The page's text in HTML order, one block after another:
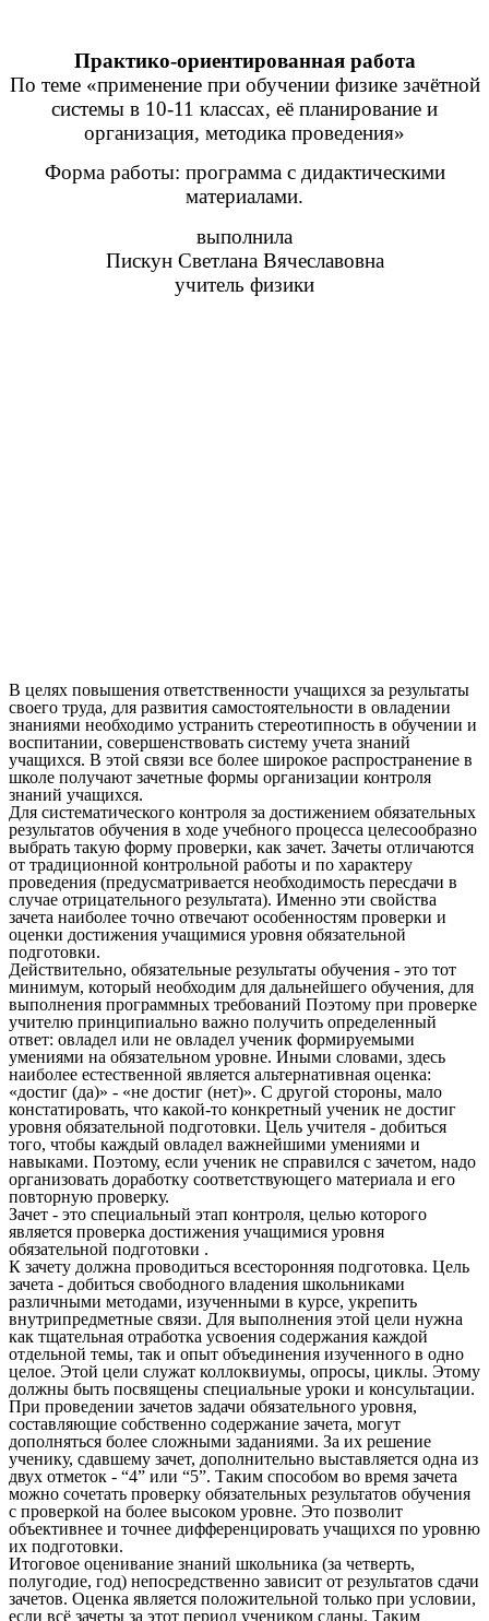
Практико-ориентированная работа
По теме «применение при обучении физике зачётной
системы в 10-11 классах, её планирование и
организация, методика проведения»
Форма работы: программа с дидактическими
материалами.
выполнила
Пискун Светлана Вячеславовна
учитель физики
В целях повышения ответственности учащихся за результаты
своего труда, для развития самостоятельности в овладении
знаниями необходимо устранить стереотипность в обучении и
воспитании, совершенствовать систему учета знаний
учащихся. В этой связи все более широкое распространение в
школе получают зачетные формы организации контроля
знаний учащихся.
Для систематического контроля за достижением обязательных
результатов обучения в ходе учебного процесса целесообразно
выбрать такую форму проверки, как зачет. Зачеты отличаются
от традиционной контрольной работы и по характеру
проведения (предусматривается необходимость пересдачи в
случае отрицательного результата). Именно эти свойства
зачета наиболее точно отвечают особенностям проверки и
оценки достижения учащимися уровня обязательной
подготовки.
Действительно, обязательные результаты обучения - это тот
минимум, который необходим для дальнейшего обучения, для
выполнения программных требований Поэтому при проверке
учителю принципиально важно получить определенный
ответ: овладел или не овладел ученик формируемыми
умениями на обязательном уровне. Иными словами, здесь
наиболее естественной является альтернативная оценка:
«достиг (да)» - «не достиг (нет)». С другой стороны, мало
констатировать, что какой-то конкретный ученик не достиг
уровня обязательной подготовки. Цель учителя - добиться
того, чтобы каждый овладел важнейшими умениями и
навыками. Поэтому, если ученик не справился с зачетом, надо
организовать доработку соответствующего материала и его
повторную проверку.
Зачет - это специальный этап контроля, целью которого
является проверка достижения учащимися уровня
обязательной подготовки .
К зачету должна проводиться всесторонняя подготовка. Цель
зачета - добиться свободного владения школьниками
различными методами, изученными в курсе, укрепить
внутрипредметные связи. Для выполнения этой цели нужна
как тщательная отработка усвоения содержания каждой
отдельной темы, так и опыт объединения изученного в одно
целое. Этой цели служат коллоквиумы, опросы, циклы. Этому
должны быть посвящены специальные уроки и консультации.
При проведении зачетов задачи обязательного уровня,
составляющие собственно содержание зачета, могут
дополняться более сложными заданиями. За их решение
ученику, сдавшему зачет, дополнительно выставляется одна из
двух отметок - “4” или “5”. Таким способом во время зачета
можно сочетать проверку обязательных результатов обучения
с проверкой на более высоком уровне. Это позволит
объективнее и точнее дифференцировать учащихся по уровню
их подготовки.
Итоговое оценивание знаний школьника (за четверть,
полугодие, год) непосредственно зависит от результатов сдачи
зачетов. Оценка является положительной только при условии,
если всё зачеты за этот период учеником сданы. Таким